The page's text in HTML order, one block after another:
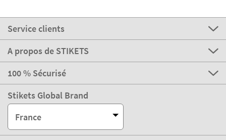
Service clients
A propos de STIKETS
100 % Sécurisé
Stikets Global Brand
France